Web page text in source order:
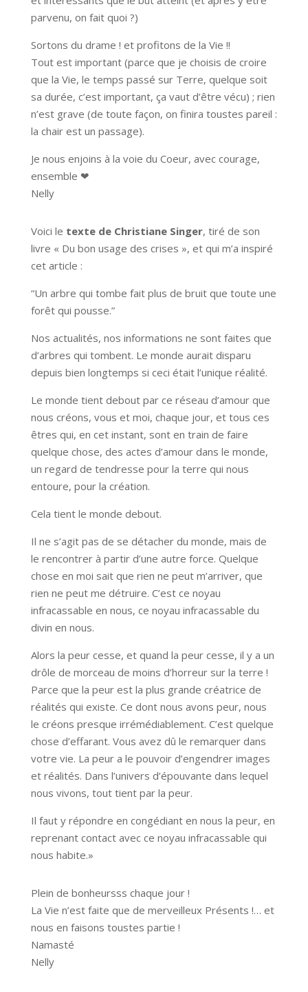
parvenu, on fait quoi ?)
Sortons du drame ! et profitons de la Vie !!
Tout est important (parce que je choisis de croire
que la Vie, le temps passé sur Terre, quelque soit
sa durée, c’est important, ça vaut d’être vécu) ; rien
n’est grave (de toute façon, on finira toustes pareil :
la chair est un passage).
Je nous enjoins à la voie du Coeur, avec courage,
ensemble ❤
Nelly
Voici le texte de Christiane Singer, tiré de son
livre « Du bon usage des crises », et qui m’a inspiré
cet article :
“Un arbre qui tombe fait plus de bruit que toute une
forêt qui pousse.”
Nos actualités, nos informations ne sont faites que
d’arbres qui tombent. Le monde aurait disparu
depuis bien longtemps si ceci était l’unique réalité.
Le monde tient debout par ce réseau d’amour que
nous créons, vous et moi, chaque jour, et tous ces
êtres qui, en cet instant, sont en train de faire
quelque chose, des actes d’amour dans le monde,
un regard de tendresse pour la terre qui nous
entoure, pour la création.
Cela tient le monde debout.
Il ne s’agit pas de se détacher du monde, mais de
le rencontrer à partir d’une autre force. Quelque
chose en moi sait que rien ne peut m’arriver, que
rien ne peut me détruire. C’est ce noyau
infracassable en nous, ce noyau infracassable du
divin en nous.
Alors la peur cesse, et quand la peur cesse, il y a un
drôle de morceau de moins d’horreur sur la terre !
Parce que la peur est la plus grande créatrice de
réalités qui existe. Ce dont nous avons peur, nous
le créons presque irrémédiablement. C’est quelque
chose d’effarant. Vous avez dû le remarquer dans
votre vie. La peur a le pouvoir d’engendrer images
et réalités. Dans l’univers d’épouvante dans lequel
nous vivons, tout tient par la peur.
Il faut y répondre en congédiant en nous la peur, en
reprenant contact avec ce noyau infracassable qui
nous habite.»
Plein de bonheursss chaque jour !
La Vie n’est faite que de merveilleux Présents !… et
nous en faisons toustes partie !
Namasté
Nelly